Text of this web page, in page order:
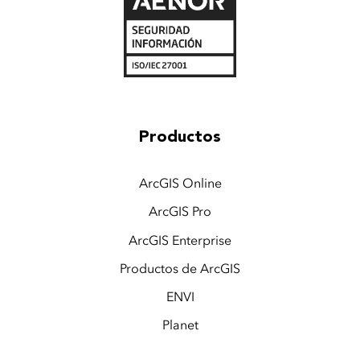
Productos
ArcGIS Online
ArcGIS Pro
ArcGIS Enterprise
Productos de ArcGIS
ENVI
Planet